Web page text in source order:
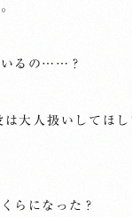
いるの……？
は大人扱いしてほ
らになった？